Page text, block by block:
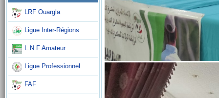
LRF Ouargla
Ligue Inter-Régions
L.N.F Amateur
Ligue Professionnel
FAF